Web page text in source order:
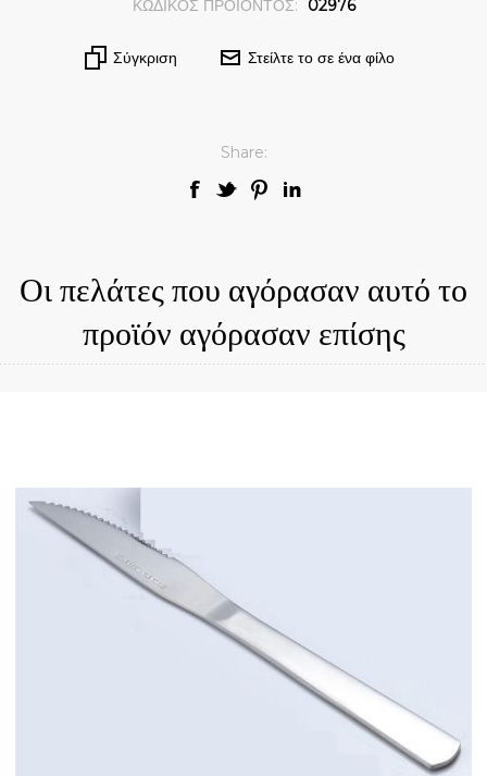
ΚΩΔΙΚΟΣ ΠΡΟΪΟΝΤΟΣ:
02976
Σύγκριση Στείλτε το σε ένα φίλο
Share:
Οι πελάτες που αγόρασαν αυτό το
προϊόν αγόρασαν επίσης